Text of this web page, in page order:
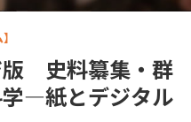
版 史料纂集・群
―紙とデジタル